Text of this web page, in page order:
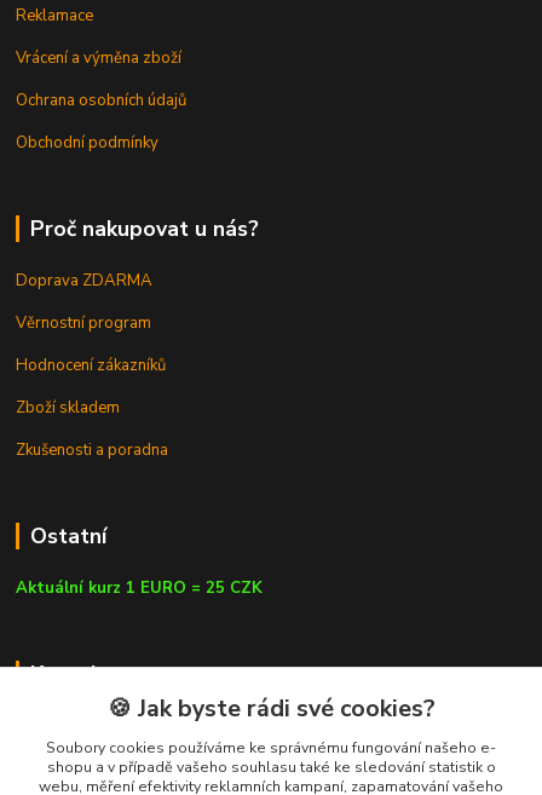
Reklamace
Vrácení a výměna zboží
Ochrana osobních údajů
Obchodní podmínky
Proč nakupovat u nás?
Doprava ZDARMA
Věrnostní program
Hodnocení zákazníků
Zboží skladem
Zkušenosti a poradna
Ostatní
Aktuální kurz 1 EURO = 25 CZK
Kontakty
info@czluk.cz
🍪 Jak byste rádi své cookies?
Soubory cookies používáme ke správnému fungování našeho e-
shopu a v případě vašeho souhlasu také ke sledování statistik o
webu, měření efektivity reklamních kampaní, zapamatování vašeho